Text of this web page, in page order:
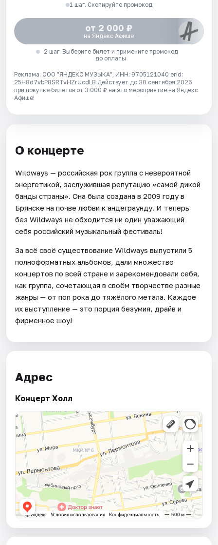
1 шаг. Скопируйте промокод
от 2 000 ₽
на Яндекс Афише
2 шаг. Выберите билет и примените промокод
до оплаты
Реклама. ООО "ЯНДЕКС МУЗЫКА", ИНН: 9705121040 erid:
25H8d7vbP8SRTvHZrUcdLB Действует до 30 сентября 2026
при покупке билетов от 3 000 ₽ на это мероприятие на Яндекс
Афише!
О концерте
Wildways — российская рок группа с невероятной
энергетикой, заслужившая репутацию «самой дикой
банды страны». Она была создана в 2009 году в
Брянске на почве любви к андеграунду. И теперь
без Wildways не обходится ни один уважающий
себя российский музыкальный фестиваль!
За всё своё существование Wildways выпустили 5
полноформатных альбомов, дали множество
концертов по всей стране и зарекомендовали себя,
как группа, сочетающая в своём творчестве разные
жанры — от поп рока до тяжёлого метала. Каждое
их выступление — это порция безумия, драйв и
фирменное шоу!
Адрес
Концерт Холл